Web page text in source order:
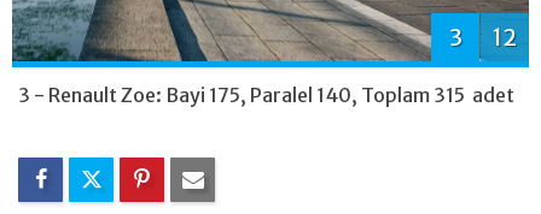
3 12
3 - Renault Zoe: Bayi 175, Paralel 140, Toplam 315 adet